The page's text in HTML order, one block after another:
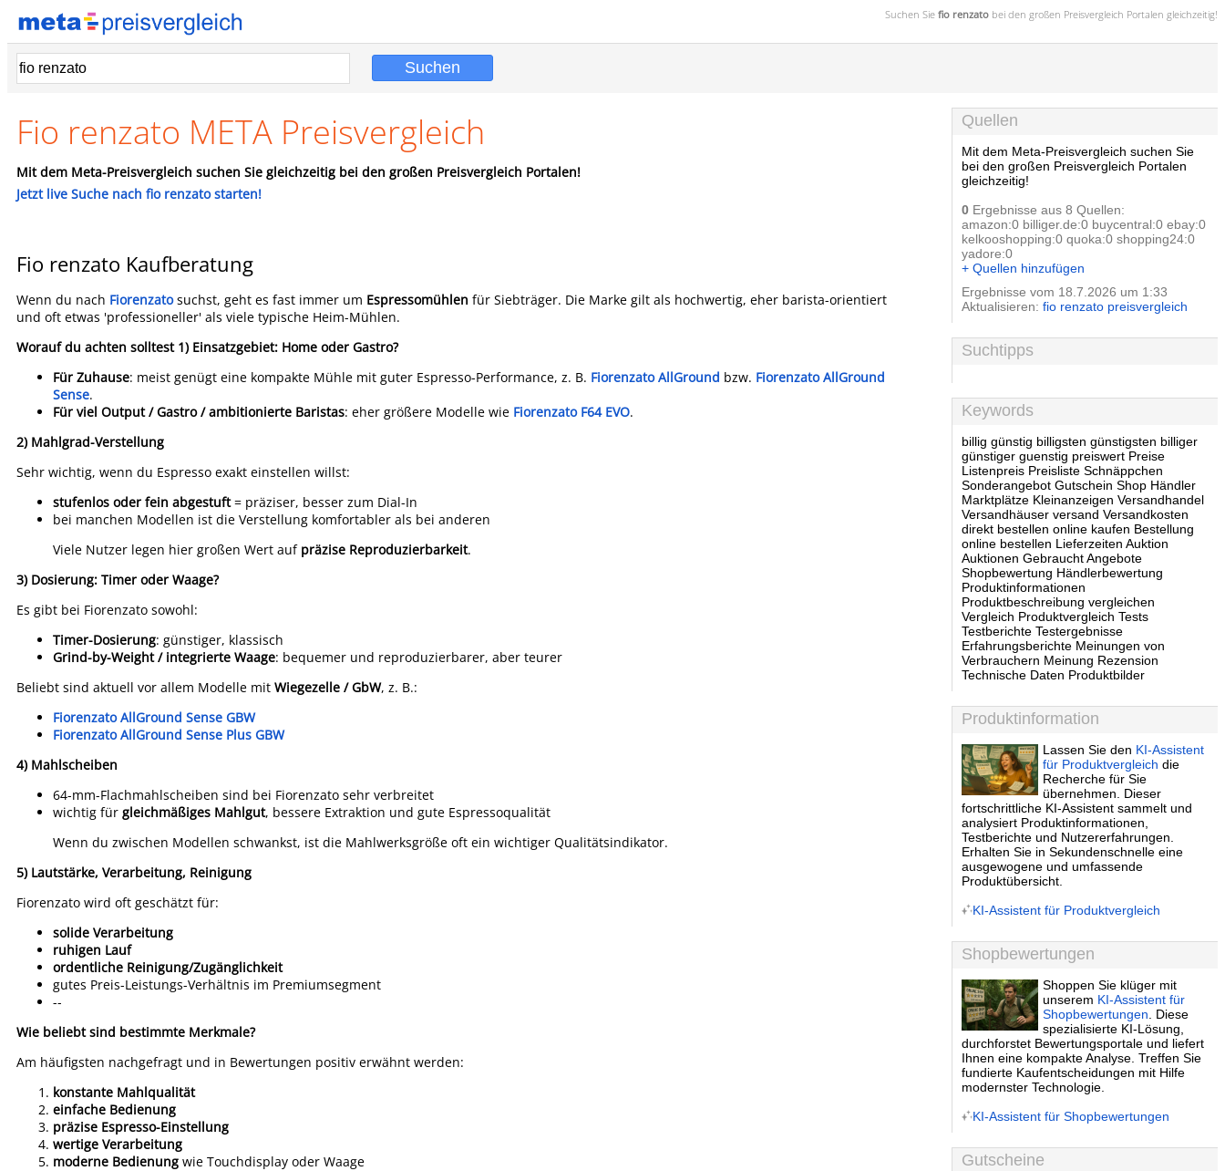
Suchen Sie fio renzato bei den großen Preisvergleich Portalen gleichzeitig!
Fio renzato META Preisvergleich
Mit dem Meta-Preisvergleich suchen Sie gleichzeitig bei den großen Preisvergleich Portalen!
Jetzt live Suche nach fio renzato starten!
Fio renzato Kaufberatung
Wenn du nach Fiorenzatosuchst, geht es fast immer um Espressomühlen für Siebträger. Die Marke gilt als hochwertig, eher barista-orientiert
und oft etwas 'professioneller' als viele typische Heim-Mühlen.
Worauf du achten solltest 1) Einsatzgebiet: Home oder Gastro?
Für Zuhause: meist genügt eine kompakte Mühle mit guter Espresso-Performance, z. B. Fiorenzato AllGround bzw. Fiorenzato AllGround
Sense.
Für viel Output / Gastro / ambitionierte Baristas: eher größere Modelle wie Fiorenzato F64 EVO.
2) Mahlgrad-Verstellung
Sehr wichtig, wenn du Espresso exakt einstellen willst:
stufenlos oder fein abgestuft= präziser, besser zum Dial-In
bei manchen Modellen ist die Verstellung komfortabler als bei anderen
Viele Nutzer legen hier großen Wert auf präzise Reproduzierbarkeit.
3) Dosierung: Timer oder Waage?
Es gibt bei Fiorenzato sowohl:
Timer-Dosierung: günstiger, klassisch
Grind-by-Weight / integrierte Waage: bequemer und reproduzierbarer, aber teurer
Beliebt sind aktuell vor allem Modelle mit Wiegezelle / GbW, z. B.:
Fiorenzato AllGround Sense GBW
Fiorenzato AllGround Sense Plus GBW
4) Mahlscheiben
64-mm-Flachmahlscheiben sind bei Fiorenzato sehr verbreitet
wichtig für gleichmäßiges Mahlgut, bessere Extraktion und gute Espressoqualität
Wenn du zwischen Modellen schwankst, ist die Mahlwerksgröße oft ein wichtiger Qualitätsindikator.
5) Lautstärke, Verarbeitung, Reinigung
Fiorenzato wird oft geschätzt für:
solide Verarbeitung
ruhigen Lauf
ordentliche Reinigung/Zugänglichkeit
gutes Preis-Leistungs-Verhältnis im Premiumsegment
--
Wie beliebt sind bestimmte Merkmale?
Am häufigsten nachgefragt und in Bewertungen positiv erwähnt werden:
konstante Mahlqualität
einfache Bedienung
präzise Espresso-Einstellung
wertige Verarbeitung
moderne Bedienung wie Touchdisplay oder Waage
Quellen
Mit dem Meta-Preisvergleich suchen Sie
bei den großen Preisvergleich Portalen
gleichzeitig!
0 Ergebnisse aus 8 Quellen:
amazon:0 billiger.de:0 buycentral:0 ebay:0
kelkooshopping:0 quoka:0 shopping24:0
yadore:0
+ Quellen hinzufügen
Ergebnisse vom 18.7.2026 um 1:33
Aktualisieren: fio renzato preisvergleich
Suchtipps
Keywords
billig günstig billigsten günstigsten billiger
günstiger guenstig preiswert Preise
Listenpreis Preisliste Schnäppchen
Sonderangebot Gutschein Shop Händler
Marktplätze Kleinanzeigen Versandhandel
Versandhäuser versand Versandkosten
direkt bestellen online kaufen Bestellung
online bestellen Lieferzeiten Auktion
Auktionen Gebraucht Angebote
Shopbewertung Händlerbewertung
Produktinformationen
Produktbeschreibung vergleichen
Vergleich Produktvergleich Tests
Testberichte Testergebnisse
Erfahrungsberichte Meinungen von
Verbrauchern Meinung Rezension
Technische Daten Produktbilder
Produktinformation
Lassen Sie den KI-Assistent
für Produktvergleich die
Recherche für Sie
übernehmen. Dieser
fortschrittliche KI-Assistent sammelt und
analysiert Produktinformationen,
Testberichte und Nutzererfahrungen.
Erhalten Sie in Sekundenschnelle eine
ausgewogene und umfassende
Produktübersicht.
KI-Assistent für Produktvergleich
Shopbewertungen
Shoppen Sie klüger mit
unserem KI-Assistent für
Shopbewertungen . Diese
spezialisierte KI-Lösung,
durchforstet Bewertungsportale und liefert
Ihnen eine kompakte Analyse. Treffen Sie
fundierte Kaufentscheidungen mit Hilfe
modernster Technologie.
KI-Assistent für Shopbewertungen
Gutscheine